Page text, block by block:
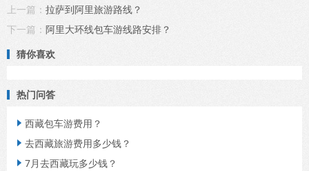
上一篇： 拉萨到阿里旅游路线？
下一篇： 阿里大环线包车游线路安排？
猜你喜欢
热门问答
 西藏包车游费用？
 去西藏旅游费用多少钱？
 7月去西藏玩多少钱？